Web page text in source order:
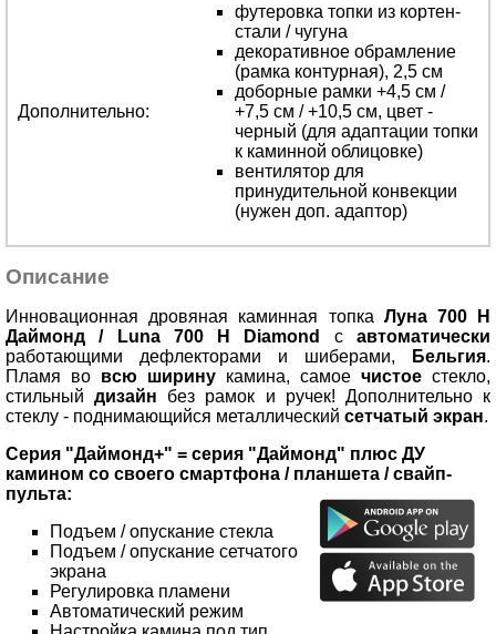
Дополнительно:
футеровка топки из кортен-
стали / чугуна
декоративное обрамление
(рамка контурная), 2,5 см
доборные рамки +4,5 см /
+7,5 см / +10,5 см, цвет -
черный (для адаптации топки
к каминной облицовке)
вентилятор для
принудительной конвекции
(нужен доп. адаптор)
Описание
Инновационная дровяная каминная топка Луна 700 H
Даймонд / Luna 700 H Diamond
савтоматически
работающими дефлекторами и шиберами,
Бельгия.
Пламя во всю ширину камина, самое чистое стекло,
стильныйдизайн без рамок и ручек! Дополнительно к
стеклу - поднимающийся металлический сетчатый экран.
Серия "Даймонд+" = серия "Даймонд" плюс ДУ
камином со своего смартфона / планшета / свайп-
пульта:
Подъем / опускание стекла
Подъем / опускание сетчатого
экрана
Регулировка пламени
Автоматический режим